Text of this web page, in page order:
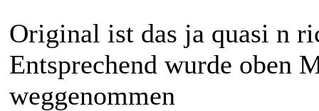
Original ist das ja quasi n
Entsprechend wurde oben
weggenommen